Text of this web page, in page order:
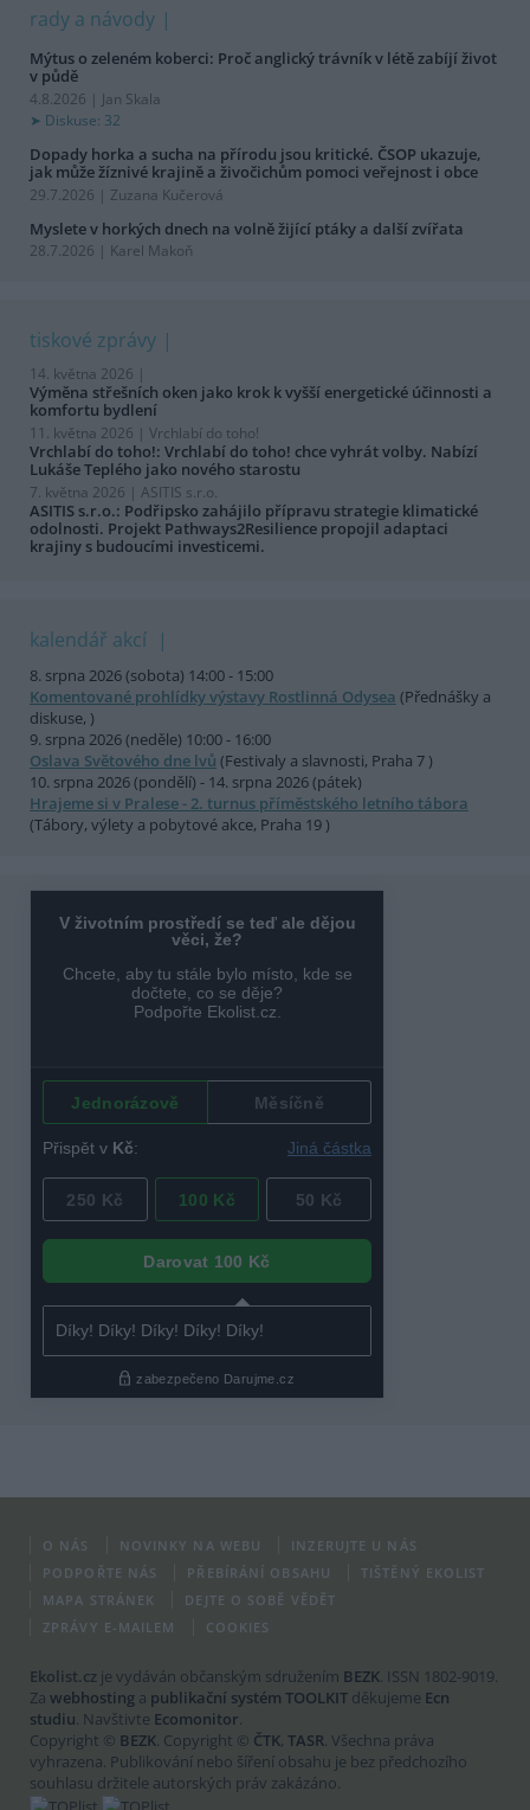
rady a návody
Mýtus o zeleném koberci: Proč anglický trávník v létě zabíjí život
v půdě
4.8.2026 | Jan Skala
Diskuse: 32
Dopady horka a sucha na přírodu jsou kritické. ČSOP ukazuje,
jak může žíznivé krajině a živočichům pomoci veřejnost i obce
29.7.2026 | Zuzana Kučerová
Myslete v horkých dnech na volně žijící ptáky a další zvířata
28.7.2026 | Karel Makoň
tiskové zprávy
14. května 2026 |
Výměna střešních oken jako krok k vyšší energetické účinnosti a
komfortu bydlení
11. května 2026 | Vrchlabí do toho!
Vrchlabí do toho!: Vrchlabí do toho! chce vyhrát volby. Nabízí
Lukáše Teplého jako nového starostu
7. května 2026 | ASITIS s.r.o.
ASITIS s.r.o.: Podřipsko zahájilo přípravu strategie klimatické
odolnosti. Projekt Pathways2Resilience propojil adaptaci
krajiny s budoucími investicemi.
kalendář akcí
8. srpna 2026 (sobota) 14:00 - 15:00
Komentované prohlídky výstavy Rostlinná Odysea (Přednášky a
diskuse, )
9. srpna 2026 (neděle) 10:00 - 16:00
Oslava Světového dne lvů (Festivaly a slavnosti, Praha 7 )
10. srpna 2026 (pondělí) - 14. srpna 2026 (pátek)
Hrajeme si v Pralese - 2. turnus příměstského letního tábora
(Tábory, výlety a pobytové akce, Praha 19 )
O NÁS NOVINKY NA WEBU
INZERUJTE U NÁS
PODPOŘTE NÁS
PŘEBÍRÁNÍ OBSAHU
TIŠTĚNÝ EKOLIST
MAPA STRÁNEK
DEJTE O SOBĚ VĚDĚT
ZPRÁVY E-MAILEM
COOKIES
Ekolist.cz je vydáván občanským sdružením BEZK. ISSN 1802-9019.
Za webhosting a publikační systém TOOLKIT děkujeme Ecn
studiu. Navštivte Ecomonitor.
Copyright © BEZK. Copyright © ČTK, TASR. Všechna práva
vyhrazena. Publikování nebo šíření obsahu je bez předchozího
souhlasu držitele autorských práv zakázáno.